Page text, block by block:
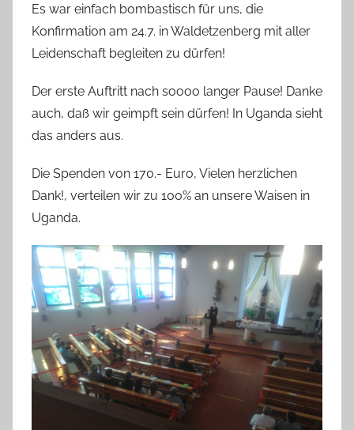
e
f
a
o
Es war einfach bombastisch für uns, die
Konfirmation am 24.7. in Waldetzenberg mit aller
Leidenschaft begleiten zu dürfen!
Der erste Auftritt nach soooo langer Pause! Danke
auch, daß wir geimpft sein dürfen! In Uganda sieht
das anders aus.
Die Spenden von 170.- Euro, Vielen herzlichen
Dank!, verteilen wir zu 100% an unsere Waisen in
Uganda.